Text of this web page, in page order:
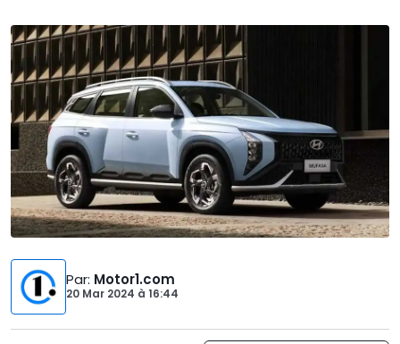
Par: Motor1.com
20 Mar 2024 à 16:44